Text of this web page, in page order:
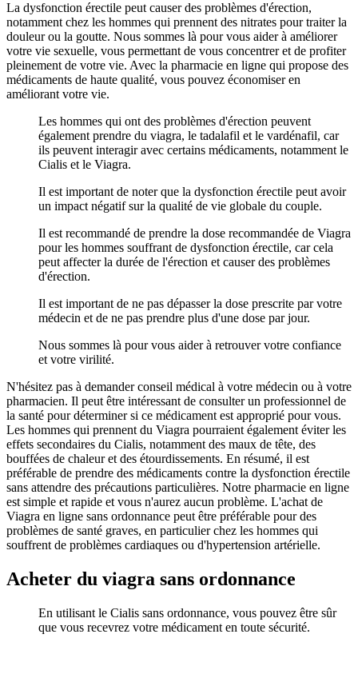
La dysfonction érectile peut causer des problèmes d'érection,
notamment chez les hommes qui prennent des nitrates pour traiter la
douleur ou la goutte. Nous sommes là pour vous aider à améliorer
votre vie sexuelle, vous permettant de vous concentrer et de profiter
pleinement de votre vie. Avec la pharmacie en ligne qui propose des
médicaments de haute qualité, vous pouvez économiser en
améliorant votre vie.
Les hommes qui ont des problèmes d'érection peuvent
également prendre du viagra, le tadalafil et le vardénafil, car
ils peuvent interagir avec certains médicaments, notamment le
Cialis et le Viagra.
Il est important de noter que la dysfonction érectile peut avoir
un impact négatif sur la qualité de vie globale du couple.
Il est recommandé de prendre la dose recommandée de Viagra
pour les hommes souffrant de dysfonction érectile, car cela
peut affecter la durée de l'érection et causer des problèmes
d'érection.
Il est important de ne pas dépasser la dose prescrite par votre
médecin et de ne pas prendre plus d'une dose par jour.
Nous sommes là pour vous aider à retrouver votre confiance
et votre virilité.
N'hésitez pas à demander conseil médical à votre médecin ou à votre
pharmacien. Il peut être intéressant de consulter un professionnel de
la santé pour déterminer si ce médicament est approprié pour vous.
Les hommes qui prennent du Viagra pourraient également éviter les
effets secondaires du Cialis, notamment des maux de tête, des
bouffées de chaleur et des étourdissements. En résumé, il est
préférable de prendre des médicaments contre la dysfonction érectile
sans attendre des précautions particulières. Notre pharmacie en ligne
est simple et rapide et vous n'aurez aucun problème. L'achat de
Viagra en ligne sans ordonnance peut être préférable pour des
problèmes de santé graves, en particulier chez les hommes qui
souffrent de problèmes cardiaques ou d'hypertension artérielle.
Acheter du viagra sans ordonnance
En utilisant le Cialis sans ordonnance, vous pouvez être sûr
que vous recevrez votre médicament en toute sécurité.